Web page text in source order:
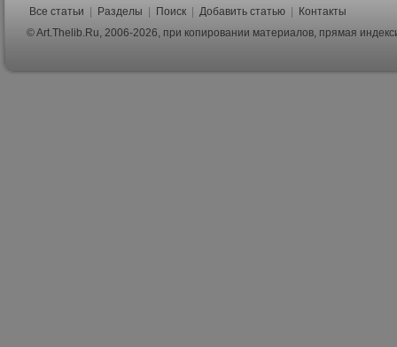
Все статьи Разделы Поиск Добавить статью
Контакты
© Art.Thelib.Ru, 2006-2026, при копировании материалов, прямая